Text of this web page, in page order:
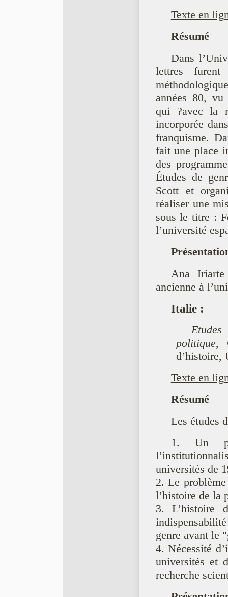
Texte en
Résumé
Dans
lettres
années 80, vu
qui ?avec la
incorporée
franquisme.
fait une place
des
Études de
Scott et
réaliser une
sous le titre :
l’université
Ana Iriarte
ancienne à
Italie:
politique,
d’histoire,
Texte en
Résumé
Les études
1. Un
universités de
2. Le
l’histoire de la
3. L’histoire
genre avant le
4. Nécessité
universités et
recherche